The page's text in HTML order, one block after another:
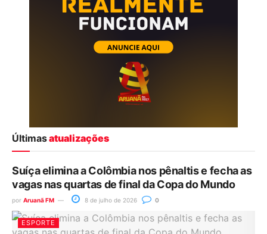
Últimasatualizações
Suíça elimina a Colômbia nos pênaltis e fecha as
vagas nas quartas de final da Copa do Mundo
por Aruanã FM 8 de julho de 2026 0
ESPORTE